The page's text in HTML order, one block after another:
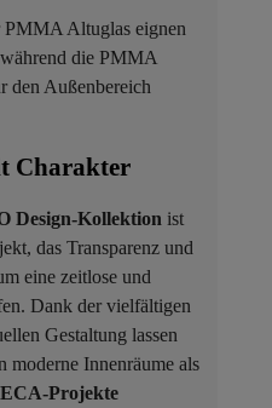
Altuglas eignen
die PMMA
den Außenbereich
Charakter
Design-Kollektion ist
das Transparenz und
eine zeitlose und
Dank der vielfältigen
Gestaltung lassen
moderne Innenräume als
Projekte